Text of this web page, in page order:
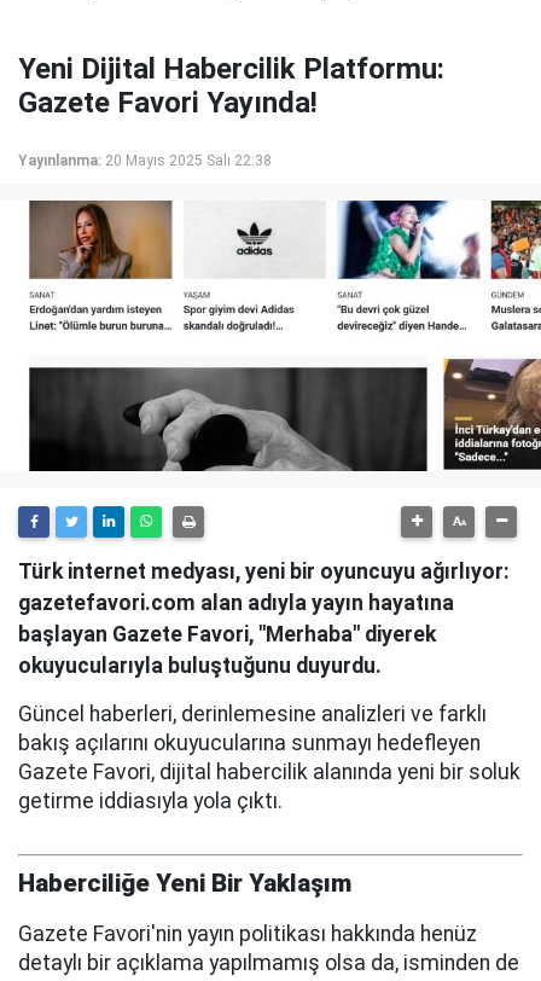
Yeni Dijital Habercilik Platformu:
Gazete Favori Yayında!
Yayınlanma: 20 Mayıs 2025 Salı 22:38
Türk internet medyası, yeni bir oyuncuyu ağırlıyor:
gazetefavori.com alan adıyla yayın hayatına
başlayan Gazete Favori, "Merhaba" diyerek
okuyucularıyla buluştuğunu duyurdu.
Güncel haberleri, derinlemesine analizleri ve farklı
bakış açılarını okuyucularına sunmayı hedefleyen
Gazete Favori, dijital habercilik alanında yeni bir soluk
getirme iddiasıyla yola çıktı.
Haberciliğe Yeni Bir Yaklaşım
Gazete Favori'nin yayın politikası hakkında henüz
detaylı bir açıklama yapılmamış olsa da, isminden de